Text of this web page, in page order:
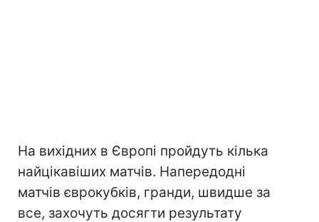
На вихідних в Європі пройдуть кілька
найцікавіших матчів. Напередодні
матчів єврокубків, гранди, швидше за
все, захочуть досягти результату